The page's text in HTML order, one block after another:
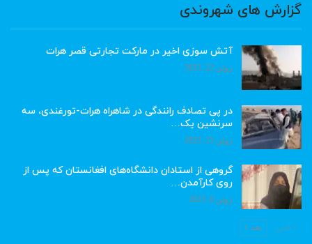
گزارش های شهروندی
آتش سوزی اخیر در مارکت تجارتی قصر هرات
ژوئن 22, 2023
در پی تصادف رانندگی در شاهراه هرات-تورغندی، سه
سرنشین یک…
ژوئن 15, 2023
گروهی از استادان دانشگاه‌های افغانستان که پس از
روی کارآمدن…
ژوئن 6, 2023
قبلی بعد